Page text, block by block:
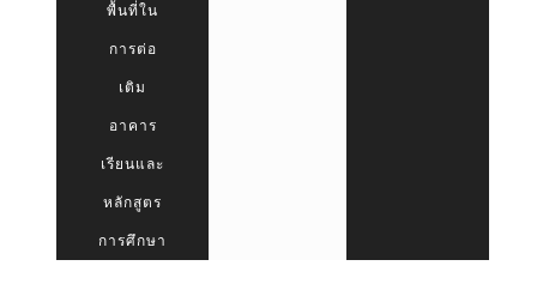
พื้นที่ใน
การต่อ
เติม
อาคาร
เรียนและ
หลักสูตร
การศึกษา